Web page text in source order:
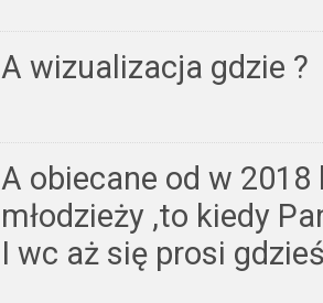
A wizualizacja gdzie ?
A obiecane od w
młodzieży ,to kiedy
I wc aż się prosi